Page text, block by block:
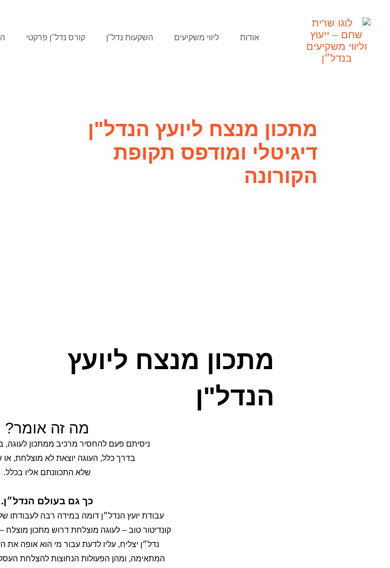
אודות ליווי משקיעים השקעות נדל"ן קורס נדל"ן פרקטי
מתכון מנצח ליועץ הנדל"ן
דיגיטלי ומודפס תקופת
הקורונה
מתכון מנצח ליועץ
הנדל"ן
מה זה אומר?
ניסיתם פעם להחסיר מרכיב ממתכון לעוגה,
בדרך כלל, העוגה יוצאת לא מוצלחת, או
שלא התכוונתם אליו בכלל.
כך גם בעולם הנדל״ן.
עבודת יועץ הנדל״ן דומה במידה רבה לעבודתו של
קונדיטור טוב – לעוגה מוצלחת דרוש מתכון מוצלח
נדל״ן יצליח, עליו לדעת עבור מי הוא אופה
המתאימה, ומהן הפעולות הנחוצות להצלחת